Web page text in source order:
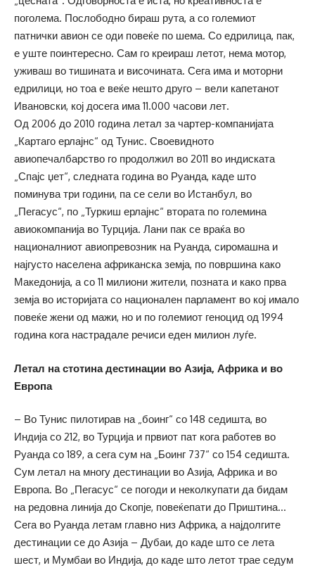
поголема. Послободно бираш рута, а со големиот
патнички авион се оди повеќе по шема. Со едрилица, пак,
е уште поинтересно. Сам го креираш летот, нема мотор,
уживаш во тишината и височината. Сега има и моторни
едрилици, но тоа е веќе нешто друго – вели капетанот
Ивановски, кој досега има 11.000 часови лет.
Од 2006 до 2010 година летал за чартер-компанијата
„Картаго ерлајнс“ од Тунис. Своевидното
авиопечалбарство го продолжил во 2011 во индиската
„Спајс џет“, следната година во Руанда, каде што
поминува три години, па се сели во Истанбул, во
„Пегасус“, по „Туркиш ерлајнс“ втората по големина
авиокомпанија во Турција. Лани пак се враќа во
националниот авиопревозник на Руанда, сиромашна и
најгусто населена африканска земја, по површина како
Македонија, а со 11 милиони жители, позната и како прва
земја во историјата со национален парламент во кој имало
повеќе жени од мажи, но и по големиот геноцид од 1994
година кога настрадале речиси еден милион луѓе.
Летал на стотина дестинации во Азија, Африка и во
Европа
– Во Тунис пилотирав на „боинг“ со 148 седишта, во
Индија со 212, во Турција и првиот пат кога работев во
Руанда со 189, а сега сум на „Боинг 737“ со 154 седишта.
Сум летал на многу дестинации во Азија, Африка и во
Европа. Во „Пегасус“ се погоди и неколкупати да бидам
на редовна линија до Скопје, повеќепати до Приштина…
Сега во Руанда летам главно низ Африка, а најдолгите
дестинации се до Азија – Дубаи, до каде што се лета
шест, и Мумбаи во Индија, до каде што летот трае седум